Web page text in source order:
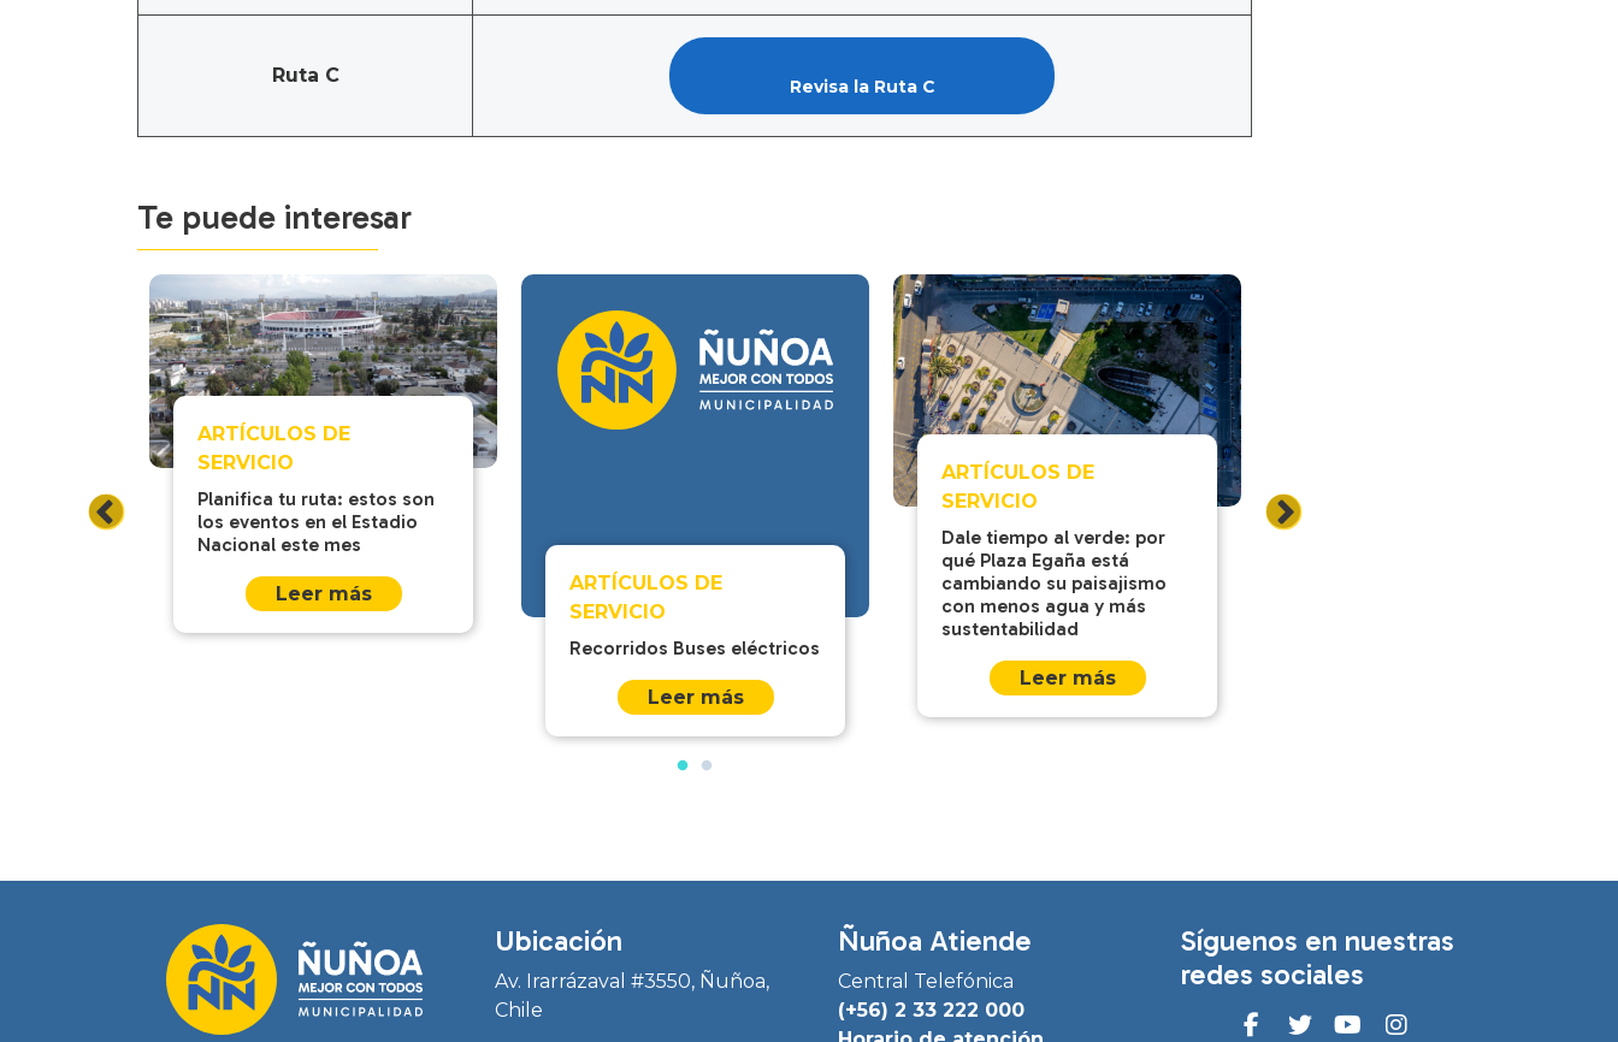
Ruta C Revisa la Ruta C
Te puede interesar
ARTÍCULOS DE
SERVICIO
Planifica tu ruta: estos son
los eventos en el Estadio
Nacional este mes
Leer más
ARTÍCULOS DE
SERVICIO
Recorridos Buses eléctricos
Leer más
ARTÍCULOS DE
SERVICIO
Dale tiempo al verde: por
qué Plaza Egaña está
cambiando su paisajismo
con menos agua y más
sustentabilidad
Leer más
Ubicación
Av. Irarrázaval #3550, Ñuñoa,
Chile
Ñuñoa Atiende
Central Telefónica
(+56) 2 33 222 000
Síguenos en nuestras
redes sociales